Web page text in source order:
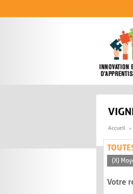
Accueil
(X)
Votre